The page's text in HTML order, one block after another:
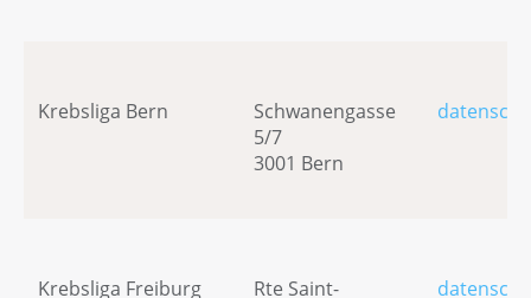
Krebsliga Bern
Schwanengasse
5/7
3001 Bern
Krebsliga Freiburg
Rte Saint-